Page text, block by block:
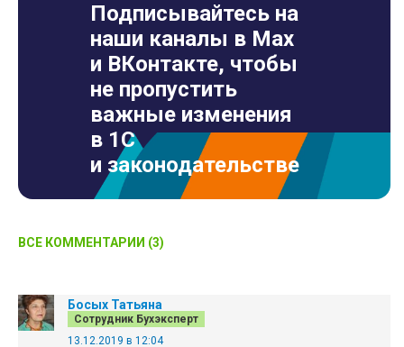
Подписывайтесь на
наши каналы в Max
и ВКонтакте, чтобы
не пропустить
важные изменения
в 1С
и законодательстве
ВСЕ КОММЕНТАРИИ (3)
Босых Татьяна
Сотрудник Бухэксперт
13.12.2019 в 12:04